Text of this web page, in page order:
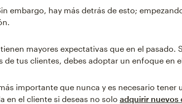
embargo, hay más detrás de esto;
mayores expectativas que en el pasado.
de tus clientes, debes adoptar un enfoque en
importante que nunca y es necesario tener
en el cliente si deseas no solo adquirir nuevos